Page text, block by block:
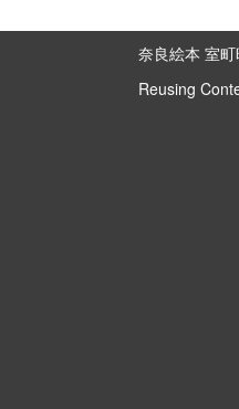
奈良絵本 室
Reusing